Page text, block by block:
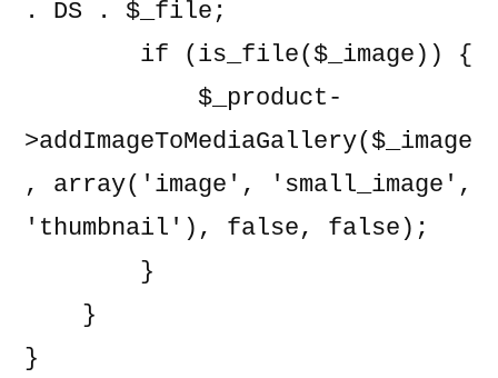
. DS . $_file;
>addImageToMediaGallery($_image
, array('image', 'small_image',
'thumbnail'), false, false);
}